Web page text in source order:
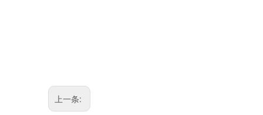
上一条: